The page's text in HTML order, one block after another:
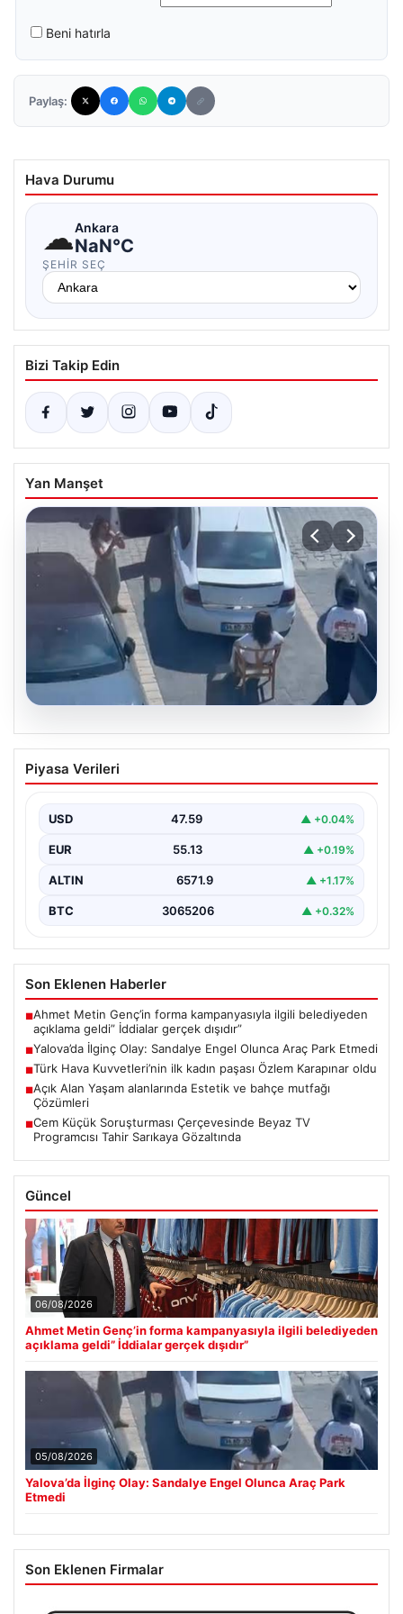
Beni hatırla
Paylaş:
Hava Durumu
☁Ankara
NaN°C
ŞEHIR SEÇ
Bizi Takip Edin
Yan Manşet
05.08.2026
Yalova’da İlginç Olay: Sandalye Engel
Olunca Araç Park Etmedi
gerçekleşen bu ilginç olay, bölge sakinlerinin ve
çevredekilerin…
Piyasa Verileri
USD 47.59 ▲ +0.04%
EUR 55.13 ▲ +0.19%
ALTIN 6571.9 ▲ +1.17%
BTC 3065206 ▲ +0.32%
Son Eklenen Haberler
■Ahmet Metin Genç’in forma kampanyasıyla ilgili belediyeden
açıklama geldi” İddialar gerçek dışıdır”
■Yalova’da İlginç Olay: Sandalye Engel Olunca Araç Park Etmedi
■Türk Hava Kuvvetleri’nin ilk kadın paşası Özlem Karapınar oldu
■Açık Alan Yaşam alanlarında Estetik ve bahçe mutfağı
Çözümleri
■Cem Küçük Soruşturması Çerçevesinde Beyaz TV
Programcısı Tahir Sarıkaya Gözaltında
Güncel
06/08/2026
Ahmet Metin Genç’in forma kampanyasıyla ilgili belediyeden
açıklama geldi” İddialar gerçek dışıdır”
05/08/2026
Yalova’da İlginç Olay: Sandalye Engel Olunca Araç Park
Etmedi
Son Eklenen Firmalar